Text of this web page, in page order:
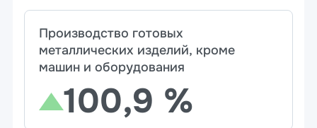
Производство готовых
металлических изделий, кроме
машин и оборудования
100,9 %